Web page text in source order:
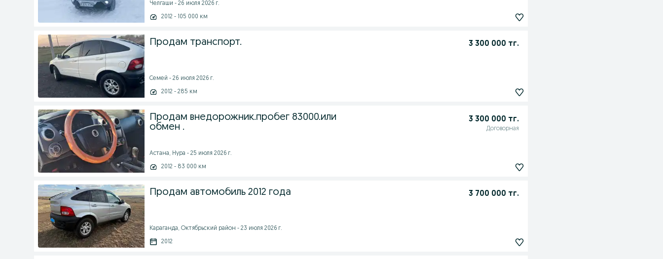
Челгаши - 26 июля 2026 г.
2012 - 105 000 км
Продам транспорт. 3 300 000 тг.
Семей - 26 июля 2026 г.
2012 - 285 км
Продам внедорожник.пробег 83000.или
обмен .
3 300 000 тг.
Договорная
Астана, Нура - 25 июля 2026 г.
2012 - 83 000 км
Продам автомобиль 2012 года 3 700 000 тг.
Караганда, Октябрьский район - 23 июля 2026 г.
2012